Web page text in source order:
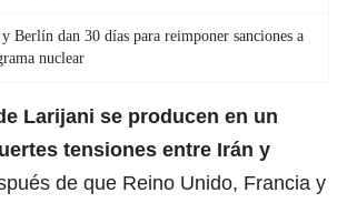
Berlín dan 30 días para reimponer sanciones a
nuclear
Larijani se producen en un
tensiones entre Irán y
de que Reino Unido, Francia y